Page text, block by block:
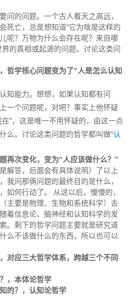
问的问题。一个古人看天之高远，
死亡，总是想知道“它为啥是这样的
呢？万物为什么会存在呢？来自哪
的真相或起源的问题。讨论这类问
哲学核心问题变为了“人是怎么认知
知能力。想想，如果认知都有问
一个问题呢，对吧？事实上他怀疑
”，这是唯一不用怀疑的，由这一点
么。讨论这类问题的哲学都叫做“认
再次变化，变为“人应该做什么？”
解答，后面会有具体说明）了以上
我问那俩问题的最终目的是什么，
如何行动了。 从这以后，慢慢的，
主要是物理、生物和系统科学）去
着信息论、脑神经和认知科学的发
。剩下的哲学问题主要就是研究道
么不该做什么的东西，所以也可以
对应三大哲学体系，跨越三个不同
，本体论哲学
的？，认知论哲学